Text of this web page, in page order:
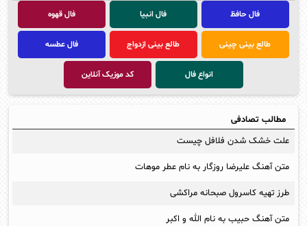
فال حافظ فال انبیا فال قهوه
طالع بینی چینی طالع بینی ازدواج فال عطسه
انواع فال کد موزیک آنلاین
مطالب تصادفی
علت خشک شدن فلافل چیست
متن آهنگ علیرضا روزگار به نام عطر موهات
طرز تهیه کاسرول صبحانه مراکشی
متن آهنگ حبیب به نام الله و اکبر